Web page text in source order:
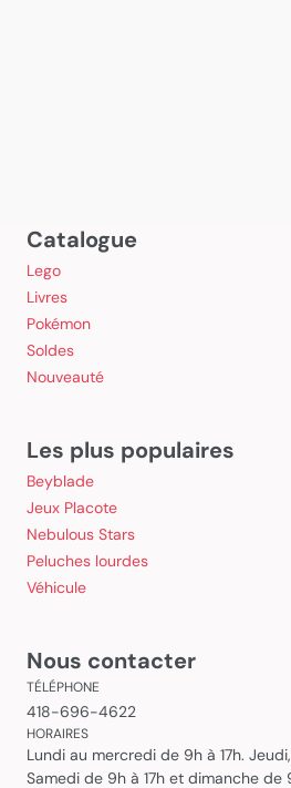
Catalogue
Lego
Livres
Pokémon
Soldes
Nouveauté
Les plus populaires
Beyblade
Jeux Placote
Nebulous Stars
Peluches lourdes
Véhicule
Nous contacter
TÉLÉPHONE
418-696-4622
HORAIRES
Lundi au mercredi de 9h à 17h.
Samedi de 9h à 17h et dimanche de